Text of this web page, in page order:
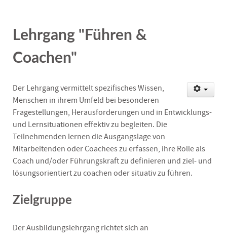
Lehrgang "Führen &
Coachen"
Der Lehrgang vermittelt spezifisches Wissen,
Menschen in ihrem Umfeld bei besonderen
Fragestellungen, Herausforderungen und in Entwicklungs-
und Lernsituationen effektiv zu begleiten. Die
Teilnehmenden lernen die Ausgangslage von
Mitarbeitenden oder Coachees zu erfassen, ihre Rolle als
Coach und/oder Führungskraft zu definieren und ziel- und
lösungsorientiert zu coachen oder situativ zu führen.
Zielgruppe
Der Ausbildungslehrgang richtet sich an